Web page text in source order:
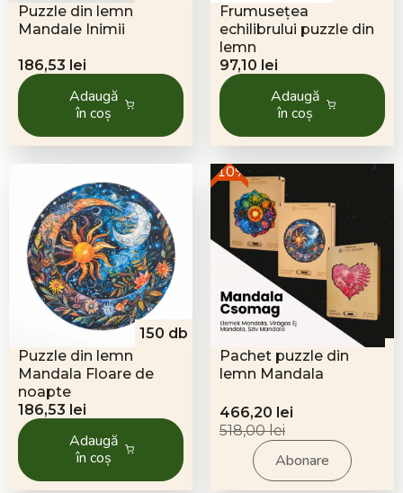
Puzzle din lemn
Mandale Inimii
186,53 lei
Adaugă
în coș
Frumusețea
echilibrului puzzle din
lemn
97,10 lei
Adaugă
în coș
150 db
Puzzle din lemn
Mandala Floare de
noapte
186,53 lei
Adaugă
în coș
-10%
Pachet puzzle din
lemn Mandala
518,00lei
Prețul
inițial
518,00 lei.
466,20 lei
Prețul
curent
466,20 lei.Abonare